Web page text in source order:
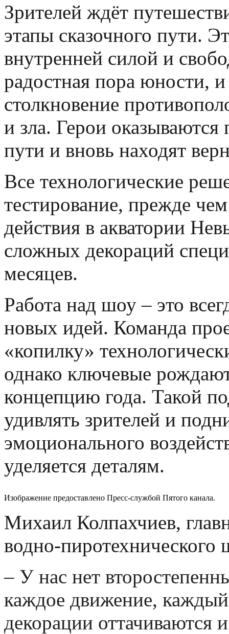
Зрителей ждёт
этапы сказочного пути.
внутренней силой и
радостная пора юности,
столкновение
и зла. Герои
пути и вновь находят
Все технологические
тестирование, прежде
действия в акватории
сложных декораций
месяцев.
Работа над шоу– это
новых идей. Команда
«копилку»
однако ключевые
концепцию года. Такой
удивлять зрителей и
эмоционального
уделяется деталям.
Изображение предоставлено Пресс-службой Пятого канала.
Михаил Колпахчиев,
водно-
– У нас нет
каждое движение,
декорации оттачиваются